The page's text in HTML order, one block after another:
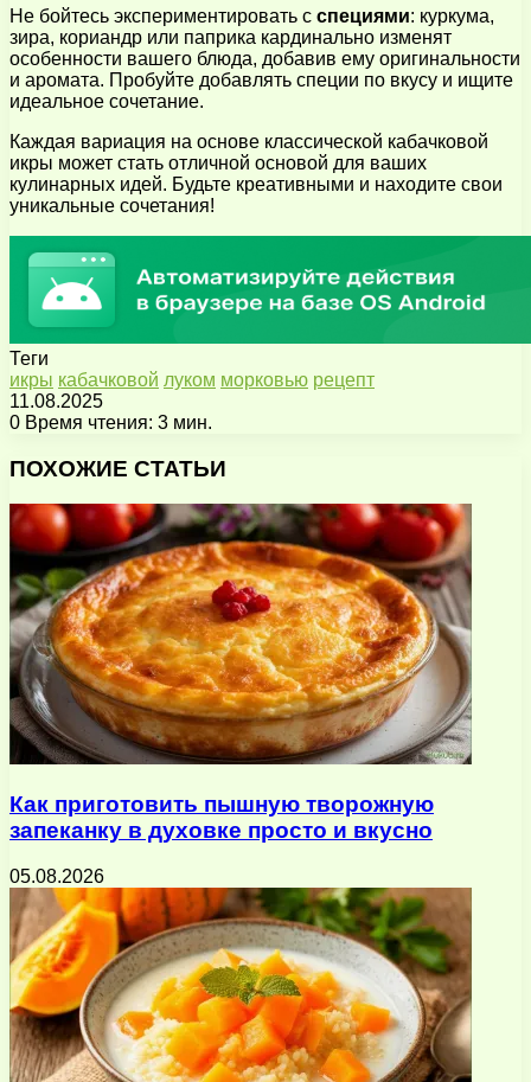
Не бойтесь экспериментировать с специями: куркума,
зира, кориандр или паприка кардинально изменят
особенности вашего блюда, добавив ему оригинальности
и аромата. Пробуйте добавлять специи по вкусу и ищите
идеальное сочетание.
Каждая вариация на основе классической кабачковой
икры может стать отличной основой для ваших
кулинарных идей. Будьте креативными и находите свои
уникальные сочетания!
Теги
икры кабачковой луком морковью рецепт
11.08.2025
0 Время чтения: 3 мин.
через
почту
ПОХОЖИЕ СТАТЬИ
Как приготовить пышную творожную
запеканку в духовке просто и вкусно
05.08.2026